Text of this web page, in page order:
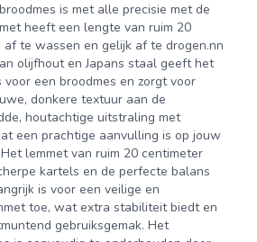
is met alle precisie met de
heeft een lengte van ruim 20
te wassen en gelijk af te drogen.nn
olijfhout en Japans staal geeft het
een broodmes en zorgt voor
donkere textuur aan de
houtachtige uitstraling met
een prachtige aanvulling is op jouw
lemmet van ruim 20 centimeter
kartels en de perfecte balans
is voor een veilige en
toe, wat extra stabiliteit biedt en
gebruiksgemak. Het